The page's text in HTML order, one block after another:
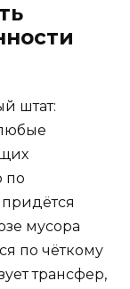
штат:
по
мусора
по чёткому
трансфер,